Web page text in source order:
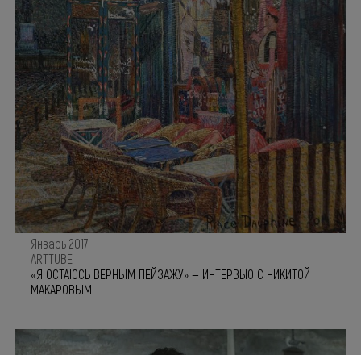
Январь 2017
ARTTUBE
«Я ОСТАЮСЬ ВЕРНЫМ ПЕЙЗАЖУ» — ИНТЕРВЬЮ С НИКИТОЙ
МАКАРОВЫМ